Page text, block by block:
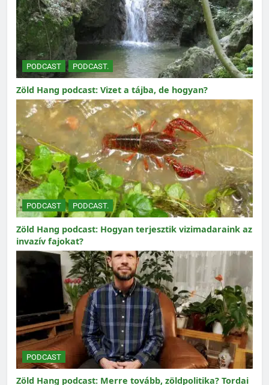
PODCAST PODCAST.
Zöld Hang podcast: Vizet a tájba, de hogyan?
PODCAST PODCAST.
Zöld Hang podcast: Hogyan terjesztik vizimadaraink az
invazív fajokat?
PODCAST
Zöld Hang podcast: Merre tovább, zöldpolitika? Tordai